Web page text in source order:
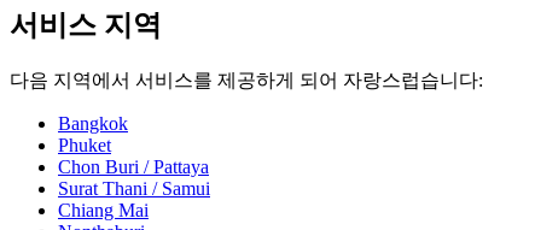
서비스 지역
다음 지역에서 서비스를 제공하게 되어 자랑스럽습니다:
Bangkok
Phuket
Chon Buri / Pattaya
Surat Thani / Samui
Chiang Mai